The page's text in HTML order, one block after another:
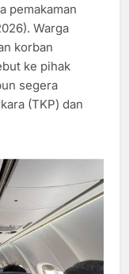
pemakaman
Warga
korban
ke pihak
segera
(TKP) dan